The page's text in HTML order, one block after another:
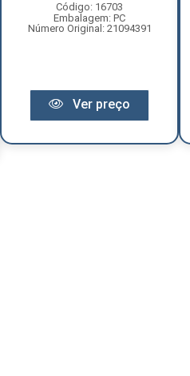
Código: 16703
Embalagem: PC
Número Original: 21094391
Ver preço